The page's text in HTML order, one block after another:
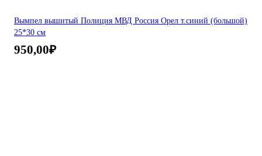
Вымпел вышитый Полиция МВД Россия Орел т.синий (большой)
25*30 см
950,00₽